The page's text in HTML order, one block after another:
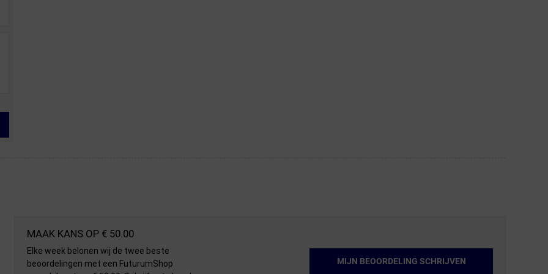
MAAK KANS OP € 50.00
Elke week belonen wij de twee beste
beoordelingen met een FuturumShop
MIJN BEOORDELING SCHRIJVEN